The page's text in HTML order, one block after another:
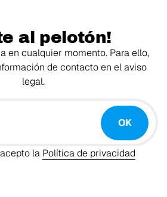
al pelotón!
en cualquier momento. Para ello,
de contacto en el aviso
legal.
OK
la Política de privacidad